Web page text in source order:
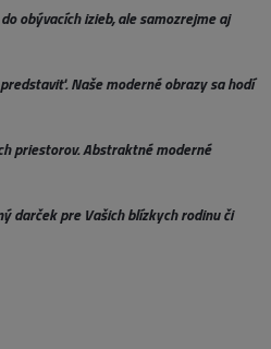
obývacích izieb, ale samozrejme aj
Naše moderné obrazy sa hodí
priestorov. Abstraktné moderné
darček pre Vašich blízkych rodinu či